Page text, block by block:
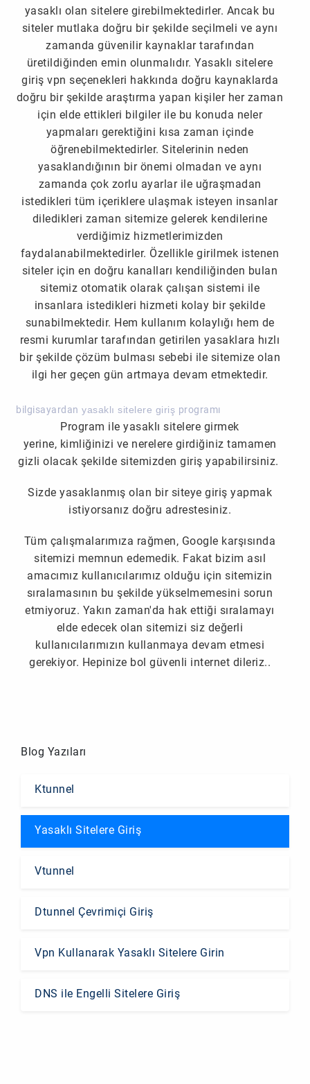
yasaklı olan sitelere girebilmektedirler. Ancak bu
siteler mutlaka doğru bir şekilde seçilmeli ve aynı
zamanda güvenilir kaynaklar tarafından
üretildiğinden emin olunmalıdır.Yasaklı sitelere
giriş vpn seçenekleri hakkında doğru kaynaklarda
doğru bir şekilde araştırma yapan kişiler her zaman
için elde ettikleri bilgiler ile bu konuda neler
yapmaları gerektiğini kısa zaman içinde
öğrenebilmektedirler. Sitelerinin neden
yasaklandığının bir önemi olmadan ve aynı
zamanda çok zorlu ayarlar ile uğraşmadan
istedikleri tüm içeriklere ulaşmak isteyen insanlar
diledikleri zaman sitemize gelerek kendilerine
verdiğimiz hizmetlerimizden
faydalanabilmektedirler. Özellikle girilmek istenen
siteler için en doğru kanalları kendiliğinden bulan
sitemiz otomatik olarak çalışan sistemi ile
insanlara istedikleri hizmeti kolay bir şekilde
sunabilmektedir. Hem kullanım kolaylığı hem de
resmi kurumlar tarafından getirilen yasaklara hızlı
bir şekilde çözüm bulması sebebi ile sitemize olan
ilgi her geçen gün artmaya devam etmektedir.
bilgisayardan yasaklı sitelere giriş programı
Program ile yasaklı sitelere girmek
yerine, kimliğinizi ve nerelere girdiğiniz tamamen
gizli olacak şekilde sitemizden giriş yapabilirsiniz.
Sizde yasaklanmış olan bir siteye giriş yapmak
istiyorsanız doğru adrestesiniz.
Tüm çalışmalarımıza rağmen, Google karşısında
sitemizi memnun edemedik. Fakat bizim asıl
amacımız kullanıcılarımız olduğu için sitemizin
sıralamasının bu şekilde yükselmemesini sorun
etmiyoruz. Yakın zaman'da hak ettiği sıralamayı
elde edecek olan sitemizi siz değerli
kullanıcılarımızın kullanmaya devam etmesi
gerekiyor. Hepinize bol güvenli internet dileriz..
Blog Yazıları
Ktunnel
Yasaklı Sitelere Giriş
Vtunnel
Dtunnel Çevrimiçi Giriş
Vpn Kullanarak Yasaklı Sitelere Girin
DNS ile Engelli Sitelere Giriş